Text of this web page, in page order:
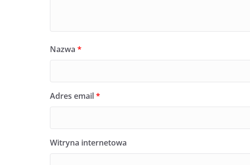
Nazwa *
Adres email*
Witryna internetowa